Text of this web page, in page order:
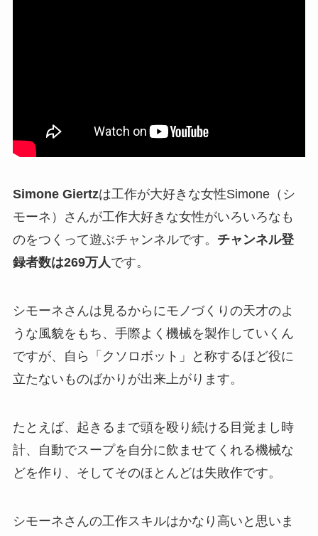
Simone Giertzは工作が大好きな女性Simone（シ
モーネ）さんが工作大好きな女性がいろいろなも
のをつくって遊ぶチャンネルです。 チャンネル登
録者数は269万人です。
シモーネさんは見るからにモノづくりの天才のよ
うな風貌をもち、手際よく機械を製作していくん
ですが、自ら「クソロボット」と称するほど役に
立たないものばかりが出来上がります。
たとえば、起きるまで頭を殴り続ける目覚まし時
計、自動でスープを自分に飲ませてくれる機械な
どを作り、そしてそのほとんどは失敗作です。
シモーネさんの工作スキルはかなり高いと思いま